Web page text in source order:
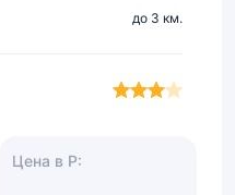
до 3 км.
Цена в Р: